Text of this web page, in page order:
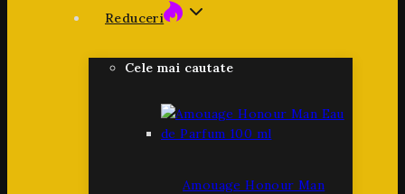
Reduceri
Cele mai cautate
Amouage Honour Man